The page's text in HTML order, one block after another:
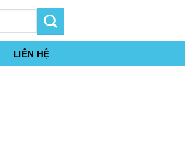
LIÊN HỆ